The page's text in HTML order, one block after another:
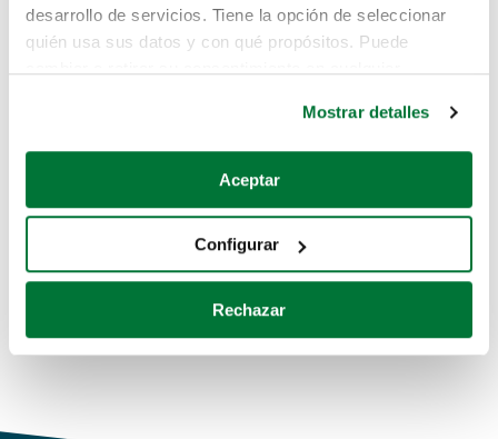
desarrollo de servicios. Tiene la opción de seleccionar
quién usa sus datos y con qué propósitos. Puede
Si lo permite, también quisiéramos:
Recopilar información sobre su ubicación geográfica
Identificar su dispositivo analizándolo activamente
para buscar características específicas (huellas
Obtenga más información sobre cómo se procesan sus
Mostrar detalles
Aceptar
Configurar
Rechazar
Pero puedes encontrar el coche que estás
buscando en alguno de estos enlaces:
Coches de segunda mano
Coches de km0